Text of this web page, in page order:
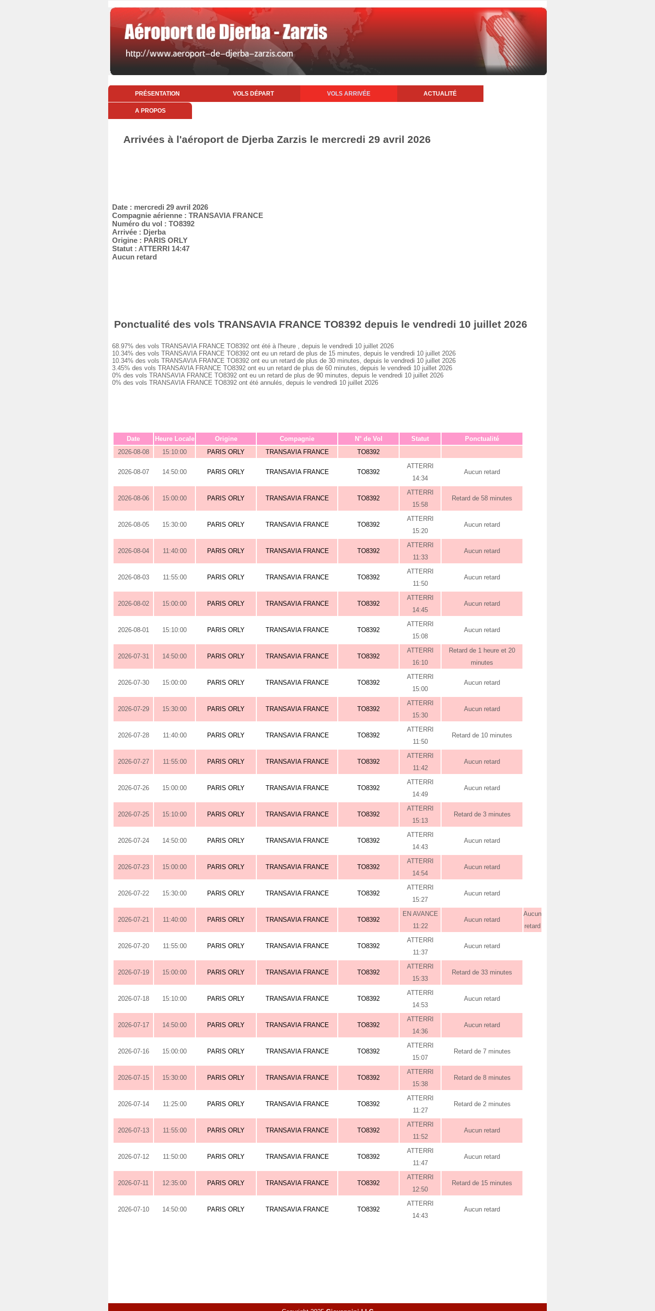
PRÉSENTATION VOLS DÉPART VOLS ARRIVÉE ACTUALITÉ
A PROPOS
Arrivées à l'aéroport de Djerba Zarzis le mercredi 29 avril 2026
Date : mercredi 29 avril 2026
Compagnie aérienne : TRANSAVIA FRANCE
Numéro du vol : TO8392
Arrivée : Djerba
Origine : PARIS ORLY
Statut : ATTERRI 14:47
Aucun retard
Ponctualité des vols TRANSAVIA FRANCE TO8392 depuis le vendredi 10 juillet 2026
68.97% des vols TRANSAVIA FRANCE TO8392 ont été à l'heure , depuis le vendredi 10 juillet 2026
10.34% des vols TRANSAVIA FRANCE TO8392 ont eu un retard de plus de 15 minutes, depuis le vendredi 10 juillet 2026
10.34% des vols TRANSAVIA FRANCE TO8392 ont eu un retard de plus de 30 minutes, depuis le vendredi 10 juillet 2026
3.45% des vols TRANSAVIA FRANCE TO8392 ont eu un retard de plus de 60 minutes, depuis le vendredi 10 juillet 2026
0% des vols TRANSAVIA FRANCE TO8392 ont eu un retard de plus de 90 minutes, depuis le vendredi 10 juillet 2026
0% des vols TRANSAVIA FRANCE TO8392 ont été annulés, depuis le vendredi 10 juillet 2026
Date Heure Locale Origine Compagnie N° de Vol Statut
Ponctualité
2026-08-08
15:10:00 PARIS ORLY TRANSAVIA FRANCE TO8392
2026-08-07 14:50:00 PARIS ORLY TRANSAVIA FRANCE TO8392
ATTERRI
14:34
Aucun retard
2026-08-06 15:00:00 PARIS ORLY TRANSAVIA FRANCE TO8392
ATTERRI
15:58
Retard de 58 minutes
2026-08-05 15:30:00 PARIS ORLY TRANSAVIA FRANCE TO8392
ATTERRI
15:20
Aucun retard
2026-08-04 11:40:00 PARIS ORLY TRANSAVIA FRANCE TO8392
ATTERRI
11:33
Aucun retard
2026-08-03 11:55:00 PARIS ORLY TRANSAVIA FRANCE TO8392
ATTERRI
11:50
Aucun retard
2026-08-02 15:00:00 PARIS ORLY TRANSAVIA FRANCE TO8392
ATTERRI
14:45
Aucun retard
2026-08-01 15:10:00 PARIS ORLY TRANSAVIA FRANCE TO8392
ATTERRI
15:08
Aucun retard
2026-07-31 14:50:00 PARIS ORLY TRANSAVIA FRANCE TO8392
ATTERRI
16:10
Retard de 1 heure et 20
minutes
2026-07-30 15:00:00 PARIS ORLY TRANSAVIA FRANCE TO8392
ATTERRI
15:00
Aucun retard
2026-07-29 15:30:00 PARIS ORLY TRANSAVIA FRANCE TO8392
ATTERRI
15:30
Aucun retard
2026-07-28 11:40:00 PARIS ORLY TRANSAVIA FRANCE TO8392
ATTERRI
11:50
Retard de 10 minutes
2026-07-27 11:55:00 PARIS ORLY TRANSAVIA FRANCE TO8392
ATTERRI
11:42
Aucun retard
2026-07-26 15:00:00 PARIS ORLY TRANSAVIA FRANCE TO8392
ATTERRI
14:49
Aucun retard
2026-07-25 15:10:00 PARIS ORLY TRANSAVIA FRANCE TO8392
ATTERRI
15:13
Retard de 3 minutes
2026-07-24 14:50:00 PARIS ORLY TRANSAVIA FRANCE TO8392
ATTERRI
14:43
Aucun retard
2026-07-23 15:00:00 PARIS ORLY TRANSAVIA FRANCE TO8392
ATTERRI
14:54
Aucun retard
2026-07-22 15:30:00 PARIS ORLY TRANSAVIA FRANCE TO8392
ATTERRI
15:27
Aucun retard
2026-07-21 11:40:00 PARIS ORLY TRANSAVIA FRANCE TO8392
EN AVANCE
11:22
Aucun retard
Aucun
retard
2026-07-20 11:55:00 PARIS ORLY TRANSAVIA FRANCE TO8392
ATTERRI
11:37
Aucun retard
2026-07-19 15:00:00 PARIS ORLY TRANSAVIA FRANCE TO8392
ATTERRI
15:33
Retard de 33 minutes
2026-07-18 15:10:00 PARIS ORLY TRANSAVIA FRANCE TO8392
ATTERRI
14:53
Aucun retard
2026-07-17 14:50:00 PARIS ORLY TRANSAVIA FRANCE TO8392
ATTERRI
14:36
Aucun retard
2026-07-16 15:00:00 PARIS ORLY TRANSAVIA FRANCE TO8392
ATTERRI
15:07
Retard de 7 minutes
2026-07-15 15:30:00 PARIS ORLY TRANSAVIA FRANCE TO8392
ATTERRI
15:38
Retard de 8 minutes
2026-07-14 11:25:00 PARIS ORLY TRANSAVIA FRANCE TO8392
ATTERRI
11:27
Retard de 2 minutes
2026-07-13 11:55:00 PARIS ORLY TRANSAVIA FRANCE TO8392
ATTERRI
11:52
Aucun retard
2026-07-12 11:50:00 PARIS ORLY TRANSAVIA FRANCE TO8392
ATTERRI
11:47
Aucun retard
2026-07-11 12:35:00 PARIS ORLY TRANSAVIA FRANCE TO8392
ATTERRI
12:50
Retard de 15 minutes
2026-07-10 14:50:00 PARIS ORLY TRANSAVIA FRANCE TO8392
ATTERRI
14:43
Aucun retard